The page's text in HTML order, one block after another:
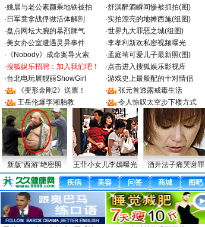
·姚晨与老公素颜乘地铁被拍 ·舒淇醉酒瞬间惨被抓拍(图)
· 日军竟拿战俘做活体解剖 ·实拍漂亮的地摊西施(组图)
·盘点网坛大腕的暴烈脾气 ·世界九大罪恶之城(组图)
·美女办公室遭遇灵异事件 ·李孝利新欢私密视频曝光
· 《Nobody》成命案导火索 ·孟庭苇可爱儿子最新照(图)
·搜狐娱乐招聘：加入我们吧！ ·点击进入搜狐娱乐影视库
·台北电玩展靓丽ShowGirl ·游戏史上最般配的十对情侣
·
《变形金刚2》送票！ ·
张元首透露戒毒生活
·
王岳伦爆李湘胎教 · 令人惊叹太空步下楼方式
新版“西游”绝密照 王菲小女儿李嫣曝光 酒井法子痛哭谢罪